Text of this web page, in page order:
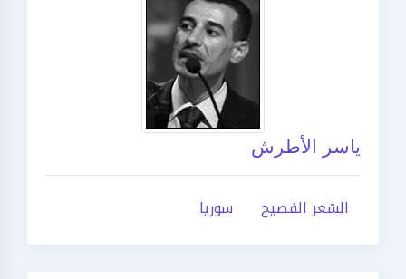
ياسر الأطرش
الشعر الفصيح سوريا